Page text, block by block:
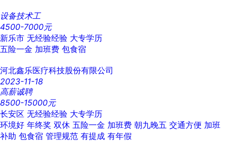
设备技术工
4500-7000元
新乐市 无经验经验 大专学历
五险一金 加班费 包食宿
河北鑫乐医疗科技股份有限公司
2023-11-18
高薪诚聘
8500-15000元
长安区 无经验经验 大专学历
环境好 年终奖 双休 五险一金 加班费 朝九晚五 交通方便 加班
补助 包食宿 管理规范 有提成 有年假